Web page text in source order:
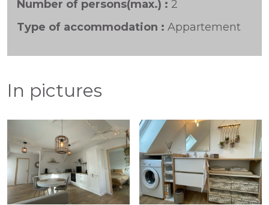
Number of persons(max.) : 2
Type of accommodation : Appartement
In pictures